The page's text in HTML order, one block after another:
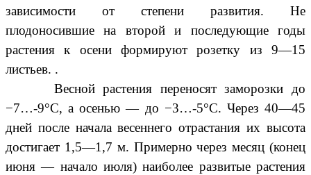
зависимости от степени развития. Не
плодоносившие на второй и последующие годы
растения к осени формируют розетку из 9—15
листьев. .
Весной растения переносят заморозки до
−7…-9°C, а осенью — до −3…-5°C. Через 40—45
дней после начала весеннего отрастания их высота
достигает 1,5—1,7 м. Примерно через месяц (конец
июня — начало июля) наиболее развитые растения